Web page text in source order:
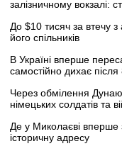
залізничному вокзалі:
До $10 тисяч за втечу з
його спільників
В Україні вперше
самостійно дихає після
Через обмілення
німецьких солдатів та
Де у Миколаєві вперше
історичну адресу